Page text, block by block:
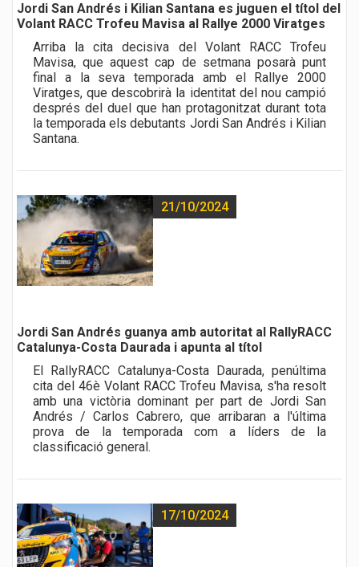
Jordi San Andrés i Kilian Santana es juguen el títol del
Volant RACC Trofeu Mavisa al Rallye 2000 Viratges
Arriba la cita decisiva del Volant RACC Trofeu
Mavisa, que aquest cap de setmana posarà punt
final a la seva temporada amb el Rallye 2000
Viratges, que descobrirà la identitat del nou campió
després del duel que han protagonitzat durant tota
la temporada els debutants Jordi San Andrés i Kilian
Santana.
21/10/2024
Jordi San Andrés guanya amb autoritat al RallyRACC
Catalunya-Costa Daurada i apunta al títol
El RallyRACC Catalunya-Costa Daurada, penúltima
cita del 46è Volant RACC Trofeu Mavisa, s'ha resolt
amb una victòria dominant per part de Jordi San
Andrés / Carlos Cabrero, que arribaran a l'última
prova de la temporada com a líders de la
classificació general.
17/10/2024